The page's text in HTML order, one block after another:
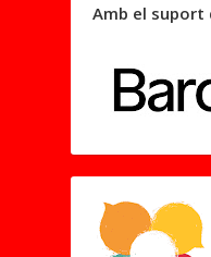
Amb el suport